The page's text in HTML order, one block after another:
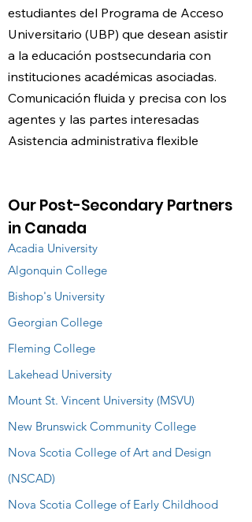
estudiantes del Programa de Acceso
Universitario (UBP) que desean asistir
a la educación postsecundaria con
instituciones académicas asociadas.
Comunicación fluida y precisa con los
agentes y las partes interesadas
Asistencia administrativa flexible
Our Post-Secondary Partners
in Canada
Acadia University
Algonquin College
Bishop's University
Georgian College
Fleming College
Lakehead University
Mount St. Vincent University (MSVU)
New Brunswick Community College
Nova Scotia College of Art and Design
(NSCAD)
Nova Scotia College of Early Childhood